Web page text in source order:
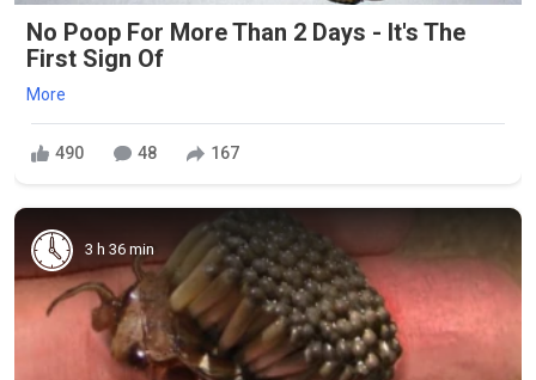
No Poop For More Than 2 Days - It's The
First Sign Of
More
490 48 167
3 h 36 min